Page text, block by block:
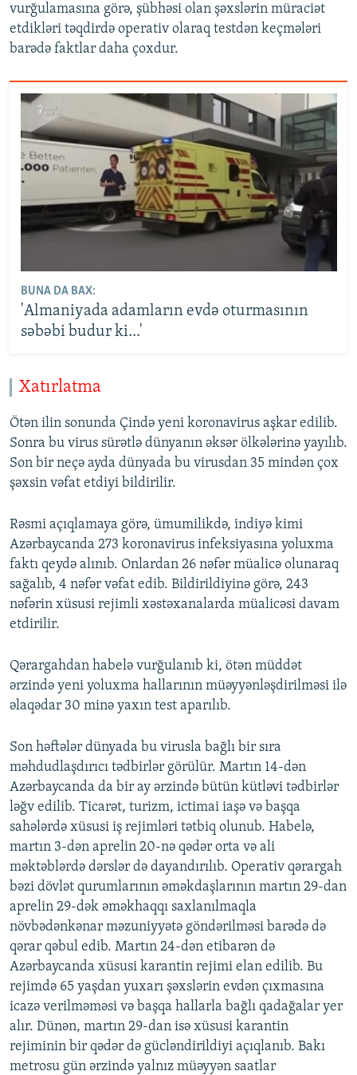
vurğulamasına görə, şübhəsi olan şəxslərin müraciət
etdikləri təqdirdə operativ olaraq testdən keçmələri
barədə faktlar daha çoxdur.
BUNA DA BAX:
'Almaniyada adamların evdə oturmasının
səbəbi budur ki...'
Xatırlatma
Ötən ilin sonunda Çində yeni koronavirus aşkar edilib.
Sonra bu virus sürətlə dünyanın əksər ölkələrinə yayılıb.
Son bir neçə ayda dünyada bu virusdan 35 mindən çox
şəxsin vəfat etdiyi bildirilir.
Rəsmi açıqlamaya görə, ümumilikdə, indiyə kimi
Azərbaycanda 273 koronavirus infeksiyasına yoluxma
faktı qeydə alınıb. Onlardan 26 nəfər müalicə olunaraq
sağalıb, 4 nəfər vəfat edib. Bildirildiyinə görə, 243
nəfərin xüsusi rejimli xəstəxanalarda müalicəsi davam
etdirilir.
Qərargahdan habelə vurğulanıb ki, ötən müddət
ərzində yeni yoluxma hallarının müəyyənləşdirilməsi ilə
əlaqədar 30 minə yaxın test aparılıb.
Son həftələr dünyada bu virusla bağlı bir sıra
məhdudlaşdırıcı tədbirlər görülür. Martın 14-dən
Azərbaycanda da bir ay ərzində bütün kütləvi tədbirlər
ləğv edilib. Ticarət, turizm, ictimai iaşə və başqa
sahələrdə xüsusi iş rejimləri tətbiq olunub. Habelə,
martın 3-dən aprelin 20-nə qədər orta və ali
məktəblərdə dərslər də dayandırılıb. Operativ qərargah
bəzi dövlət qurumlarının əməkdaşlarının martın 29-dan
aprelin 29-dək əməkhaqqı saxlanılmaqla
növbədənkənar məzuniyyətə göndərilməsi barədə də
qərar qəbul edib. Martın 24-dən etibarən də
Azərbaycanda xüsusi karantin rejimi elan edilib. Bu
rejimdə 65 yaşdan yuxarı şəxslərin evdən çıxmasına
icazə verilməməsi və başqa hallarla bağlı qadağalar yer
alır. Dünən, martın 29-dan isə xüsusi karantin
rejiminin bir qədər də gücləndirildiyi açıqlanıb. Bakı
metrosu gün ərzində yalnız müəyyən saatlar